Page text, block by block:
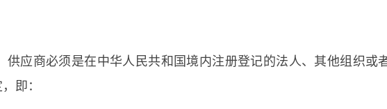
供应商必须是在中华人民共和国境内注册登记的法人、其他组织或
即：